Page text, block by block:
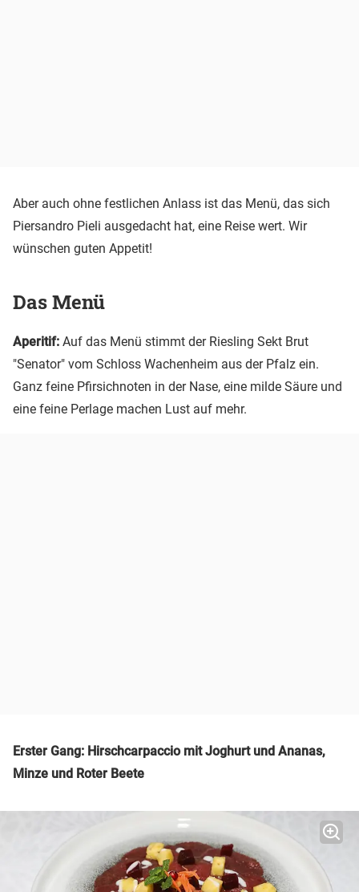
Aber auch ohne festlichen Anlass ist das Menü, das sich
Piersandro Pieli ausgedacht hat, eine Reise wert. Wir
wünschen guten Appetit!
Das Menü
Aperitif: Auf das Menü stimmt der Riesling Sekt Brut
"Senator" vom Schloss Wachenheim aus der Pfalz ein.
Ganz feine Pfirsichnoten in der Nase, eine milde Säure und
eine feine Perlage machen Lust auf mehr.
Erster Gang: Hirschcarpaccio mit Joghurt und Ananas,
Minze und Roter Beete